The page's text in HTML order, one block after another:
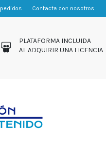
Contacta con nosotros
PLATAFORMA
AL ADQUIRIR UNA LICENCIA